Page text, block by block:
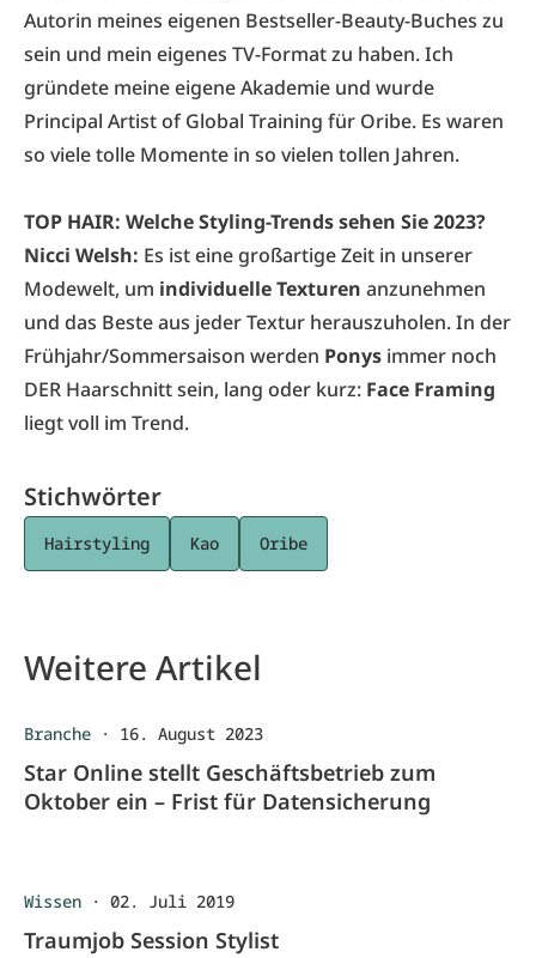
Autorin meines eigenen Bestseller-Beauty-Buches zu
sein und mein eigenes TV-Format zu haben. Ich
gründete meine eigene Akademie und wurde
Principal Artist of Global Training für Oribe. Es waren
so viele tolle Momente in so vielen tollen Jahren.
TOP HAIR: Welche Styling-Trends sehen Sie 2023?
Nicci Welsh: Es ist eine großartige Zeit in unserer
Modewelt, um individuelle Texturen anzunehmen
und das Beste aus jeder Textur herauszuholen. In der
Frühjahr/Sommersaison werden Ponys immer noch
DER Haarschnitt sein, lang oder kurz: Face Framing
liegt voll im Trend.
Stichwörter
Hairstyling Kao Oribe
Weitere Artikel
Branche · 16. August 2023
Star Online stellt Geschäftsbetrieb zum
Oktober ein – Frist für Datensicherung
Wissen · 02. Juli 2019
Traumjob Session Stylist